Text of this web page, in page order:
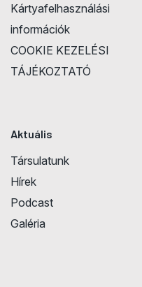
Kártyafelhasználási
információk
COOKIE KEZELÉSI
TÁJÉKOZTATÓ
Aktuális
Társulatunk
Hírek
Podcast
Galéria